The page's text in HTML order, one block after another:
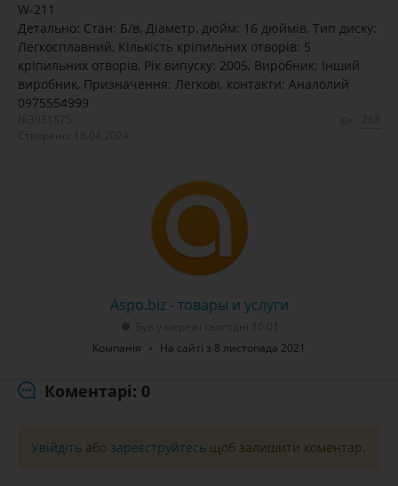
W-211
Детально: Стан: Б/в, Діаметр, дюйм: 16 дюймів, Тип диску:
Легкосплавний, Кількість кріпильних отворів: 5
кріпильних отворів, Рік випуску: 2005, Виробник: Інший
виробник, Призначення: Легкові, контакти: Аналолий
0975554999
Aspo.biz - товары и услуги
Компанія
На сайті з 8 листопада 2021
Коментарі: 0
Увійдіть або зареєструйтесь щоб залишити коментар.